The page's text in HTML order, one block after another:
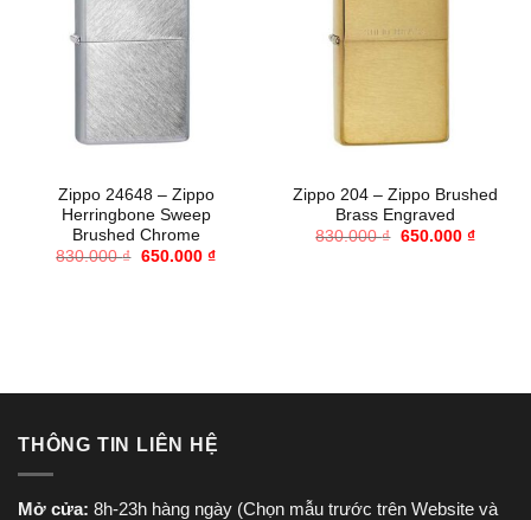
Zippo 24648 – Zippo
Herringbone Sweep
Brushed Chrome
830.000₫ Giá
650.000 ₫Giá
Zippo 204 – Zippo Brushed
Brass Engraved
830.000₫ Giá
650.000 ₫Giá
THÔNG TIN LIÊN HỆ
Mở cửa: 8h-23h hàng ngày (Chọn mẫu trước trên Website và